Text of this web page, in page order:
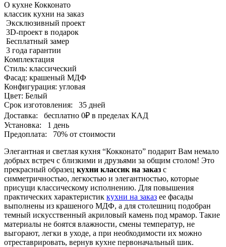
О кухне Кокконато
классик кухни на заказ
Эксклюзивный проект
3D-проект в подарок
Бесплатный замер
3 года гарантии
Комплектация
Стиль: классический
Фасад: крашеный МДФ
Конфигурация: угловая
Цвет: Белый
Срок изготовления:
35 дней
Доставка:
бесплатно 0₽ в пределах КАД
Установка:
1 день
Предоплата:
70% от стоимости
Элегантная и светлая кухня “Кокконато” подарит Вам немало
добрых встреч с близкими и друзьями за общим столом! Это
прекрасный образец кухни классик на заказ с
симметричностью, легкостью и элегантностью, которые
присущи классическому исполнению. Для повышения
практических характеристик кухни на заказ ее фасады
выполнены из крашеного МДФ, а для столешниц подобран
темный искусственный акриловый камень под мрамор. Такие
материалы не боятся влажности, смены температур, не
выгорают, легки в уходе, а при необходимости их можно
отреставрировать, вернув кухне первоначальный шик.